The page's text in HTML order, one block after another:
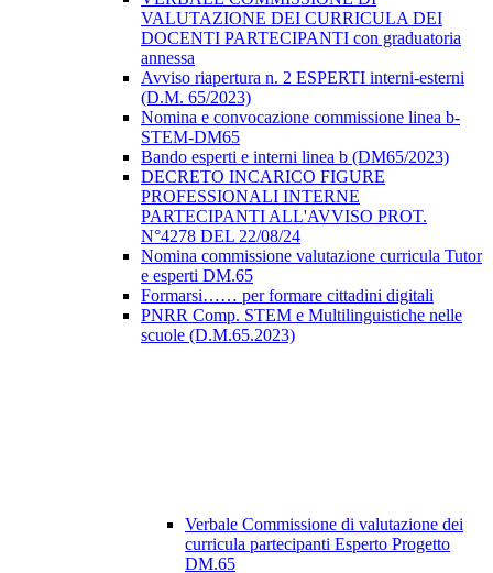
VALUTAZIONE DEI CURRICULA DEI
DOCENTI PARTECIPANTI con graduatoria
annessa
Avviso riapertura n. 2 ESPERTI interni-esterni
(D.M. 65/2023)
Nomina e convocazione commissione linea b-
STEM-DM65
Bando esperti e interni linea b (DM65/2023)
DECRETO INCARICO FIGURE
PROFESSIONALI INTERNE
PARTECIPANTI ALL'AVVISO PROT.
N°4278 DEL 22/08/24
Nomina commissione valutazione curricula Tutor
e esperti DM.65
Formarsi…… per formare cittadini digitali
PNRR Comp. STEM e Multilinguistiche nelle
scuole (D.M.65.2023)
Verbale Commissione di valutazione dei
curricula partecipanti Esperto Progetto
DM.65